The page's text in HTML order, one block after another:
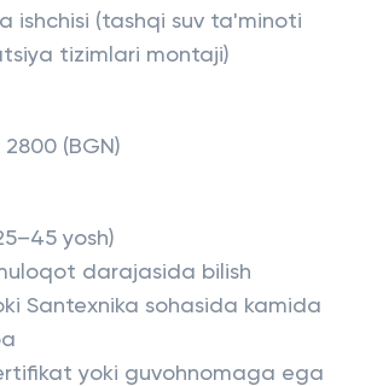
ishchisi (tashqi suv ta'minoti
tizimlari montaji)
2800 (BGN)
yosh)
darajasida bilish
Santexnika sohasida kamida
yoki guvohnomaga ega